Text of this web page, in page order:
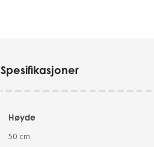
Spesifikasjoner
Høyde
50 cm